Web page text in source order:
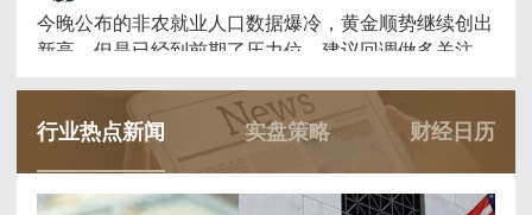
今晚公布的非农就业人口数据爆冷，黄金顺势继续创出
新高，但是已经到前期了压力位，建议回调做多关注
听枫老师
2026-08-07 21:09:32
非农利多，行情上行冲击4370区域，从结构上行情呈
行业热点新闻 实盘策略 财经日历